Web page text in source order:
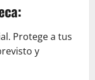
Protege a tus
y